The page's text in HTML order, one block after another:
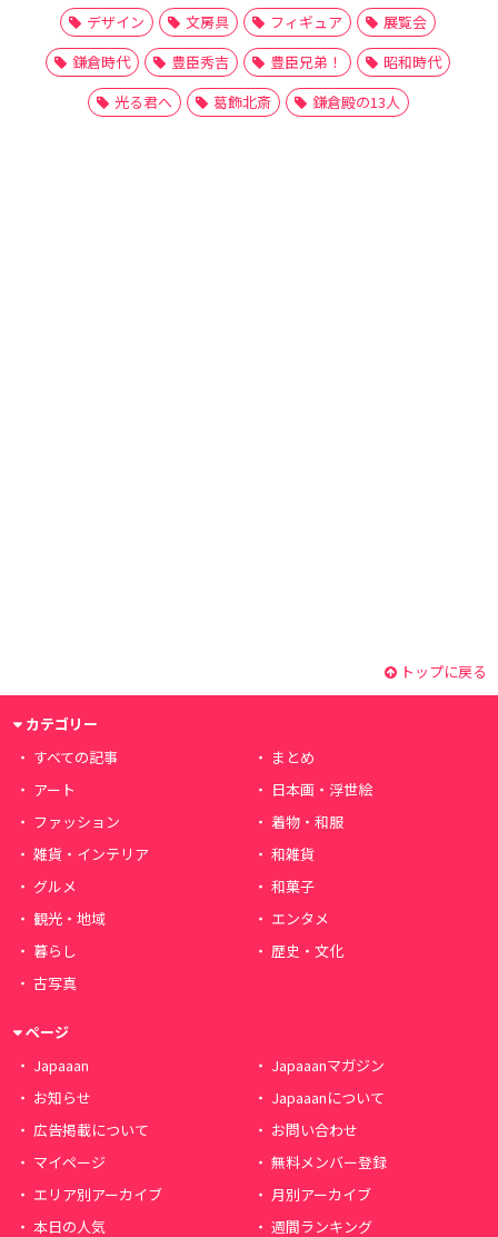
デザイン
文房具 フィギュア
展覧会
鎌倉時代
豊臣秀吉 豊臣兄弟！
昭和時代
光る君へ
葛飾北斎 鎌倉殿の13人
トップに戻る
カテゴリー
すべての記事
まとめ
アート
日本画・浮世絵
ファッション
着物・和服
雑貨・インテリア
和雑貨
グルメ
和菓子
観光・地域
エンタメ
暮らし
歴史・文化
古写真
ページ
Japaaan
Japaaanマガジン
お知らせ
Japaaanについて
広告掲載について
お問い合わせ
マイページ
無料メンバー登録
エリア別アーカイブ
月別アーカイブ
本日の人気
週間ランキング